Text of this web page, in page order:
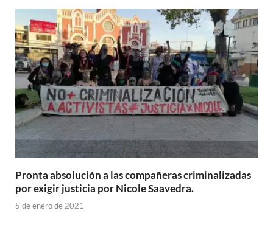
Pronta absolución a las compañeras criminalizadas
por exigir justicia por Nicole Saavedra.
5 de enero de 2021